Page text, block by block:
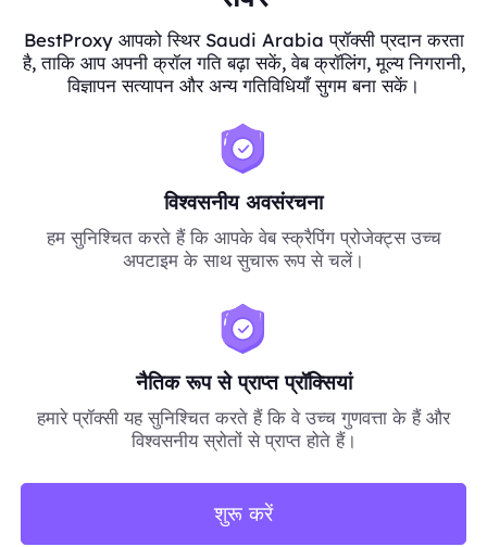
BestProxy आपको स्थिर Saudi Arabia प्रॉक्सी प्रदान करता
है, ताकि आप अपनी क्रॉल गति बढ़ा सकें, वेब क्रॉलिंग, मूल्य निगरानी,
विज्ञापन सत्यापन और अन्य गतिविधियाँ सुगम बना सकें।
विश्वसनीय अवसंरचना
हम सुनिश्चित करते हैं कि आपके वेब स्क्रैपिंग प्रोजेक्ट्स उच्च
अपटाइम के साथ सुचारू रूप से चलें।
नैतिक रूप से प्राप्त प्रॉक्सियां
हमारे प्रॉक्सी यह सुनिश्चित करते हैं कि वे उच्च गुणवत्ता के हैं और
विश्वसनीय स्रोतों से प्राप्त होते हैं।
शुरू करें